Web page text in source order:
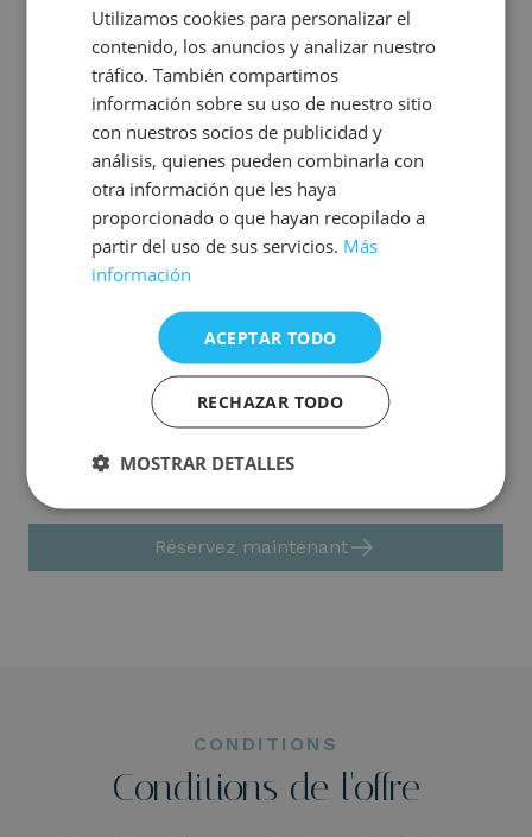
animauxet préparez-vous à vivre ensemble une
escapade inoubliable. Si vous voyagez avec plus
d'un animal, n'oubliez pas d'ajouter un forfait
supplémentaire pour animaux dans la section
Forfaits et extras (un pour chaque animal et en
fonction des dates de votre séjour).
Nous vous proposons également une autre option :
vous pouvez héberger votre animal de compagnie
à l'école-résidence New Caraby moyennant un
petit supplément (gratuit pour les séjours de 7
nuits ou plus !). Pour plus d'informations, veuillez
les contacter au 965 855 981.
Important : un seul animal de compagnie est
autorisé par réservation.
Réservez maintenant
CONDITIONS
Conditions de l'offre
Utilizamos cookies para personalizar el
contenido, los anuncios y analizar nuestro
tráfico. También compartimos
información sobre su uso de nuestro sitio
con nuestros socios de publicidad y
análisis, quienes pueden combinarla con
otra información que les haya
proporcionado o que hayan recopilado a
partir del uso de sus servicios. Más
información
ACEPTAR TODO
RECHAZAR TODO
MOSTRAR DETALLES